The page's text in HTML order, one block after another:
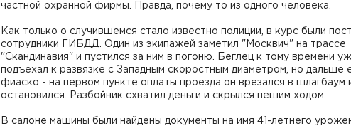
частной охранной фирмы. Правда, почему то из одного человека.
Как только о случившемся стало известно полиции, в курс были
сотрудники ГИБДД. Один из экипажей заметил "Москвич" на трассе
"Скандинавия" и пустился за ним в погоню. Беглец к тому времени
подъехал к развязке с Западным скоростным диаметром, но дальше
фиаско - на первом пункте оплаты проезда он врезался в шлагбаум
остановился. Разбойник схватил деньги и скрылся пешим ходом.
В салоне машины были найдены документы на имя 41-летнего